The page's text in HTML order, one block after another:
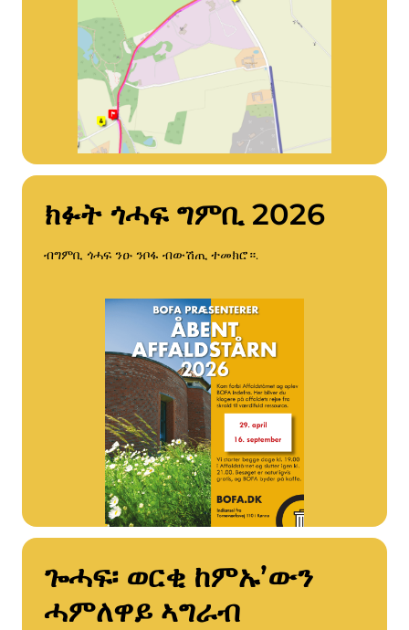
ክፉት ጎሓፍ ግምቢ 2026
ብግምቢ ጎሓፍ ንዑ ንቦፋ ብውሽጢ ተመክሮ።.
ጐሓፍ፡ ወርቂከምኡ’ውን
ሓምለዋይ ኣግራብ